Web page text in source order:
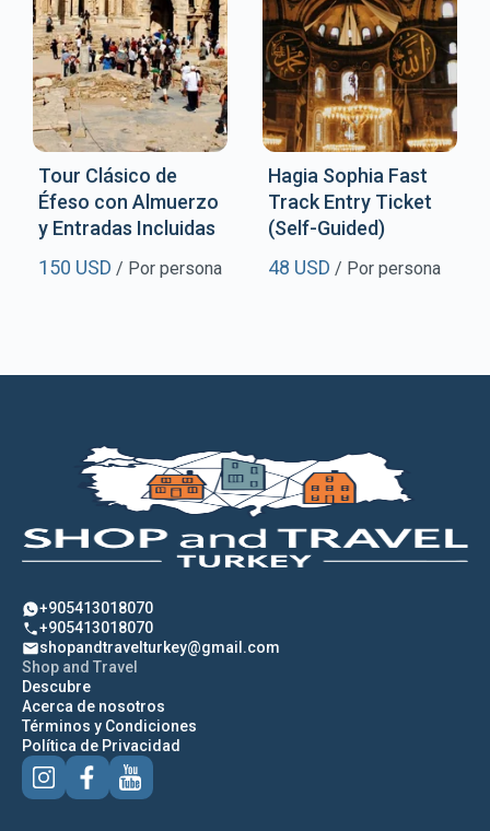
Tour Clásico de
Éfeso con Almuerzo
y Entradas Incluidas
150 USD / Por persona
Hagia Sophia Fast
Track Entry Ticket
(Self-Guided)
48 USD / Por persona
+905413018070
+905413018070
shopandtravelturkey@gmail.com
Shop and Travel
Descubre
Acerca de nosotros
Términos y Condiciones
Política de Privacidad